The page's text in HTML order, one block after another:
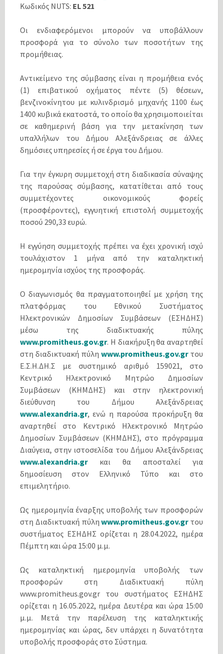
Κωδικός NUTS: EL 521
Οι ενδιαφερόμενοι μπορούν να υποβάλλουν
προσφορά για το σύνολο των ποσοτήτων της
προμήθειας.
Αντικείμενο της σύμβασης είναι η προμήθεια ενός
(1) επιβατικού οχήματος πέντε (5) θέσεων,
βενζινοκίνητου με κυλινδρισμό μηχανής 1100 έως
1400 κυβικά εκατοστά, το οποίο θα χρησιμοποιείται
σε καθημερινή βάση για την μετακίνηση των
υπαλλήλων του Δήμου Αλεξάνδρειας σε άλλες
δημόσιες υπηρεσίες ή σε έργα του Δήμου.
Για την έγκυρη συμμετοχή στη διαδικασία σύναψης
της παρούσας σύμβασης, κατατίθεται από τους
συμμετέχοντες οικονομικούς φορείς
(προσφέροντες), εγγυητική επιστολή συμμετοχής
ποσού 290,33 ευρώ.
Η εγγύηση συμμετοχής πρέπει να έχει χρονική ισχύ
τουλάχιστον 1 μήνα από την καταληκτική
ημερομηνία ισχύος της προσφοράς.
Ο διαγωνισμός θα πραγματοποιηθεί με χρήση της
πλατφόρμας του Εθνικού Συστήματος
Ηλεκτρονικών Δημοσίων Συμβάσεων (ΕΣΗΔΗΣ)
μέσω της διαδικτυακής πύλης
www.promitheus.gov.gr. Η διακήρυξη θα αναρτηθεί
στη διαδικτυακή πύλη www.promitheus.gov.grτου
Ε.Σ.Η.ΔΗ.Σ με συστημικό αριθμό 159021, στο
Κεντρικό Ηλεκτρονικό Μητρώο Δημοσίων
Συμβάσεων (ΚΗΜΔΗΣ) και στην ηλεκτρονική
διεύθυνση του Δήμου Αλεξάνδρειας
www.alexandria.gr, ενώ η παρούσα προκήρυξη θα
αναρτηθεί στο Κεντρικό Ηλεκτρονικό Μητρώο
Δημοσίων Συμβάσεων (ΚΗΜΔΗΣ), στο πρόγραμμα
Διαύγεια, στην ιστοσελίδα του Δήμου Αλεξάνδρειας
www.alexandria.grκαι θα αποσταλεί για
δημοσίευση στον Ελληνικό Τύπο και στο
επιμελητήριο.
Ως ημερομηνία έναρξης υποβολής των προσφορών
στη Διαδικτυακή πύληwww.promitheus.gov.grτου
συστήματος ΕΣΗΔΗΣ ορίζεται η 28.04.2022, ημέρα
Πέμπτη και ώρα 15:00 μ.μ.
Ως καταληκτική ημερομηνία υποβολής των
προσφορών στη Διαδικτυακή πύλη
www.promitheus.gov.gr του συστήματος ΕΣΗΔΗΣ
ορίζεται η 16.05.2022, ημέρα Δευτέρα και ώρα 15:00
μ.μ. Μετά την παρέλευση της καταληκτικής
ημερομηνίας και ώρας, δεν υπάρχει η δυνατότητα
υποβολής προσφοράς στο Σύστημα.